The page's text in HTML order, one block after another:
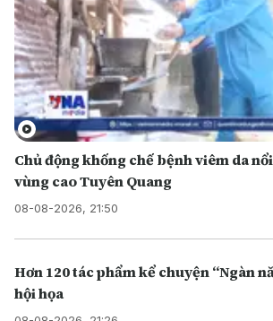
Chủ động khống chế bệnh viêm da
vùng cao Tuyên Quang
08-08-2026, 21:50
Hơn 120 tác phẩm kể chuyện “Ngàn
hội họa